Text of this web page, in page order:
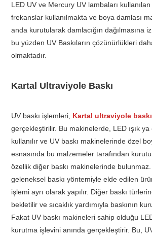
LED UV ve Mercury UV lambaları
frekanslar kullanılmakta ve boya damlası
anda kurutularak damlacığın dağılmasına
bu yüzden UV Baskıların çözünürlükleri
olmaktadır.
Kartal Ultraviyole Baskı
UV baskı işlemleri, Kartal ultraviyole baskı
gerçekleştirilir. Bu makinelerde, LED ışık ya
kullanılır ve UV baskı makinelerinde özel
esnasında bu malzemeler tarafından
özellik diğer baskı makinelerinde
geleneksel baskı yöntemiyle elde edilen
işlemi ayrı olarak yapılır. Diğer baskı
bekletilir ve sıcaklık yardımıyla baskının
Fakat UV baskı makineleri sahip olduğu
kurutma işlevini anında gerçekleştirir. Bu,